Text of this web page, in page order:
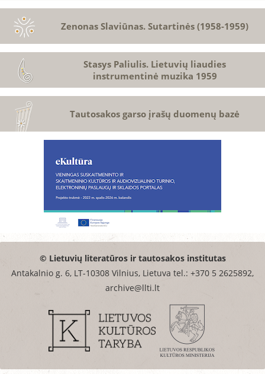
Zenonas Slaviūnas. Sutartinės (1958-1959)
Stasys Paliulis. Lietuvių liaudies
instrumentinė muzika 1959
Tautosakos garso įrašų duomenų bazė
© Lietuvių literatūros ir tautosakos institutas
Antakalnio g. 6, LT-10308 Vilnius, Lietuva tel.: +370 5 2625892,
archive@llti.lt